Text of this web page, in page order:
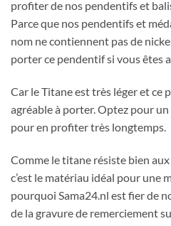
profiter de nos pendentifs et
Parce que nos pendentifs et
nom ne contiennent pas de
porter ce pendentif si vous êtes
Car le Titane est très léger et ce
agréable à porter. Optez pour
pour en profiter très longtemps.
Comme le titane résiste bien
c’est le matériau idéal pour une
pourquoi Sama24.nl est fier de
de la gravure de remerciement